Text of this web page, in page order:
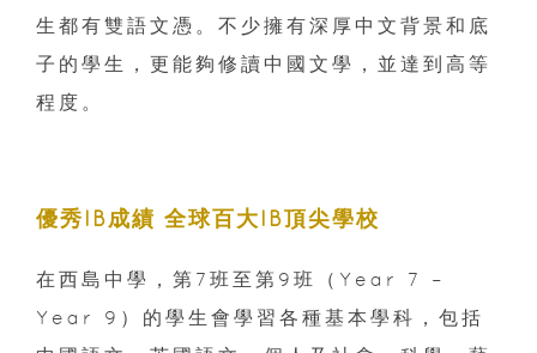
生都有雙語文憑。不少擁有深厚中文背景和底
子的學生，更能夠修讀中國文學，並達到高等
程度。
優秀IB成績 全球百大IB頂尖學校
在西島中學，第7班至第9班（Year 7 –
Year 9）的學生會學習各種基本學科，包括